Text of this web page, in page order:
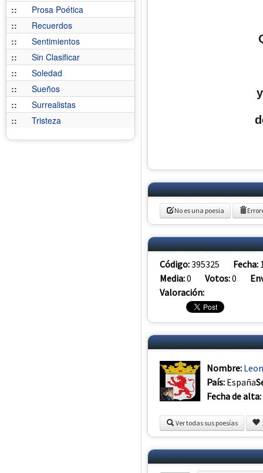
::
Prosa Poética
::
Recuerdos
::
Sentimientos
::
Sin Clasificar
::
Soledad
::
Sueños
::
Surrealistas
::
Tristeza
No es una poesia
Código:395325 Fecha:
Media:0 Votos:0
Valoración:
Nombre:
País: España
Fecha de alta:
Ver todas sus poesías